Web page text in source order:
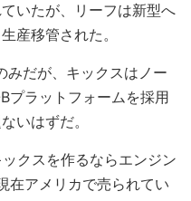
いたが、リーフは新型へ
産移管された。
だが、キックスはノー
プラットフォームを採用
いはずだ。
クスを作るならエンジン
在アメリカで売られてい